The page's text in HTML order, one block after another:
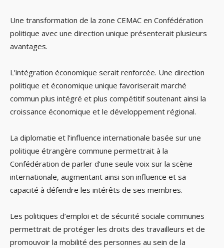
Une transformation de la zone CEMAC en Confédération
politique avec une direction unique présenterait plusieurs
avantages.
L’intégration économique serait renforcée. Une direction
politique et économique unique favoriserait marché
commun plus intégré et plus compétitif soutenant ainsi la
croissance économique et le développement régional.
La diplomatie et l’influence internationale basée sur une
politique étrangère commune permettrait à la
Confédération de parler d’une seule voix sur la scène
internationale, augmentant ainsi son influence et sa
capacité à défendre les intérêts de ses membres.
Les politiques d’emploi et de sécurité sociale communes
permettrait de protéger les droits des travailleurs et de
promouvoir la mobilité des personnes au sein de la